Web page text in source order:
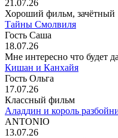
21.07.26
Хороший фильм, зачётный
Тайны Смолвиля
Гость Саша
18.07.26
Мне интересно что будет
Кишан и Канхайя
Гость Ольга
17.07.26
Классный фильм
Аладдин и король
ANTONIO
13.07.26